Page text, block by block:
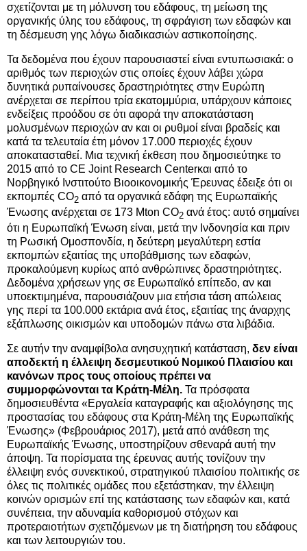
σχετίζονται με τη μόλυνση του εδάφους, τη μείωση της
οργανικής ύλης του εδάφους, τη σφράγιση των εδαφών και
τη δέσμευση γης λόγω διαδικασιών αστικοποίησης.
Τα δεδομένα που έχουν παρουσιαστεί είναι εντυπωσιακά: ο
αριθμός των περιοχών στις οποίες έχουν λάβει χώρα
δυνητικά ρυπαίνουσες δραστηριότητες στην Ευρώπη
ανέρχεται σε περίπου τρία εκατομμύρια, υπάρχουν κάποιες
ενδείξεις προόδου σε ότι αφορά την αποκατάσταση
μολυσμένων περιοχών αν και οι ρυθμοί είναι βραδείς και
κατά τα τελευταία έτη μόνον 17.000 περιοχές έχουν
αποκατασταθεί. Μια τεχνική έκθεση που δημοσιεύτηκε το
2015 από το CE Joint Research Centerκαι από το
Νορβηγικό Ινστιτούτο Βιοοικονομικής Έρευνας έδειξε ότι οι
εκπομπές CO2 από τα οργανικά εδάφη της Ευρωπαϊκής
Ένωσης ανέρχεται σε 173 Mton CO2 ανά έτος: αυτό σημαίνει
ότι η Ευρωπαϊκή Ένωση είναι, μετά την Ινδονησία και πριν
τη Ρωσική Ομοσπονδία, η δεύτερη μεγαλύτερη εστία
εκπομπών εξαιτίας της υποβάθμισης των εδαφών,
προκαλούμενη κυρίως από ανθρώπινες δραστηριότητες.
Δεδομένα χρήσεων γης σε Ευρωπαϊκό επίπεδο, αν και
υποεκτιμημένα, παρουσιάζουν μια ετήσια τάση απώλειας
γης περί τα 100.000 εκτάρια ανά έτος, εξαιτίας της άναρχης
εξάπλωσης οικισμών και υποδομών πάνω στα λιβάδια.
Σε αυτήν την αναμφίβολα ανησυχητική κατάσταση, δεν είναι
αποδεκτή η έλλειψη δεσμευτικού Νομικού Πλαισίου και
κανόνων προς τους οποίους πρέπει να
συμμορφώνονται τα Κράτη-Μέλη. Τα πρόσφατα
δημοσιευθέντα «Εργαλεία καταγραφής και αξιολόγησης της
προστασίας του εδάφους στα Κράτη-Μέλη της Ευρωπαϊκής
Ένωσης» (Φεβρουάριος 2017), μετά από ανάθεση της
Ευρωπαϊκής Ένωσης, υποστηρίζουν σθεναρά αυτή την
άποψη. Τα πορίσματα της έρευνας αυτής τονίζουν την
έλλειψη ενός συνεκτικού, στρατηγικού πλαισίου πολιτικής σε
όλες τις πολιτικές ομάδες που εξετάστηκαν, την έλλειψη
κοινών ορισμών επί της κατάστασης των εδαφών και, κατά
συνέπεια, την αδυναμία καθορισμού στόχων και
προτεραιοτήτων σχετιζόμενων με τη διατήρηση του εδάφους
και των λειτουργιών του.